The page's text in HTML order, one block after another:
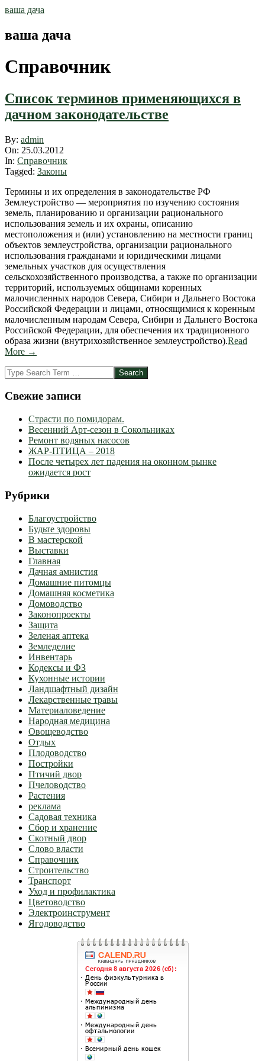
Skip
ваша дача
ваша дача
Справочник
Список терминов применяющихся в
дачном законодательстве
2012-
03-
25
By: admin
On: 25.03.2012
In: Справочник
Tagged: Законы
Термины и их определения в законодательстве РФ
Землеустройство — мероприятия по изучению состояния
земель, планированию и организации рационального
использования земель и их охраны, описанию
местоположения и (или) установлению на местности границ
объектов землеустройства, организации рационального
использования гражданами и юридическими лицами
земельных участков для осуществления
сельскохозяйственного производства, а также по организации
территорий, используемых общинами коренных
малочисленных народов Севера, Сибири и Дальнего Востока
Российской Федерации и лицами, относящимися к коренным
малочисленным народам Севера, Сибири и Дальнего Востока
Российской Федерации, для обеспечения их традиционного
образа жизни (внутрихозяйственное землеустройство).Read
More →
Search
Свежие записи
Страсти по помидорам.
Весенний Арт-сезон в Сокольниках
Ремонт водяных насосов
ЖАР-ПТИЦА – 2018
После четырех лет падения на оконном рынке
ожидается рост
Рубрики
Благоустройство
Будьте здоровы
В мастерской
Выставки
Главная
Дачная амнистия
Домашние питомцы
Домашняя косметика
Домоводство
Законопроекты
Защита
Зеленая аптека
Земледелие
Инвентарь
Кодексы и ФЗ
Кухонные истории
Ландшафтный дизайн
Лекарственные травы
Материаловедение
Народная медицина
Овощеводство
Отдых
Плодоводство
Постройки
Птичий двор
Пчеловодство
Растения
реклама
Садовая техника
Сбор и хранение
Скотный двор
Слово власти
Справочник
Строительство
Транспорт
Уход и профилактика
Цветоводство
Электроинструмент
Ягодоводство